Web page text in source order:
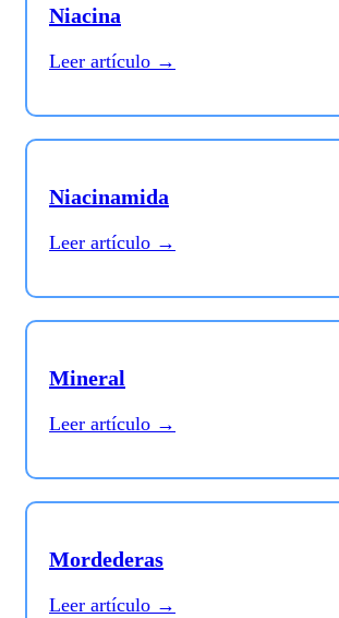
Niacina
Leer artículo →
Niacinamida
Leer artículo →
Mineral
Leer artículo →
Mordederas
Leer artículo →